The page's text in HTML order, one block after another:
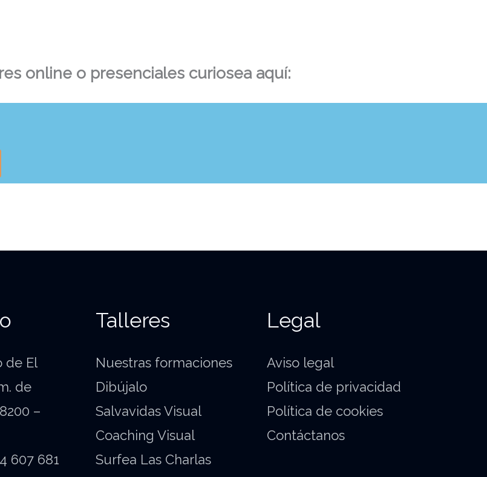
online o presenciales curiosea aquí:
de El
de
–
607 681
Talleres
Nuestras formaciones
Dibújalo
Salvavidas Visual
Coaching Visual
Surfea Las Charlas
Legal
Aviso legal
Política de privacidad
Política de cookies
Contáctanos